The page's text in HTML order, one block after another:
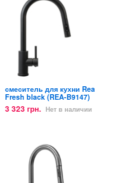
смеситель для кухни Rea
Fresh black (REA-B9147)
3 323 грн. Нет в наличии